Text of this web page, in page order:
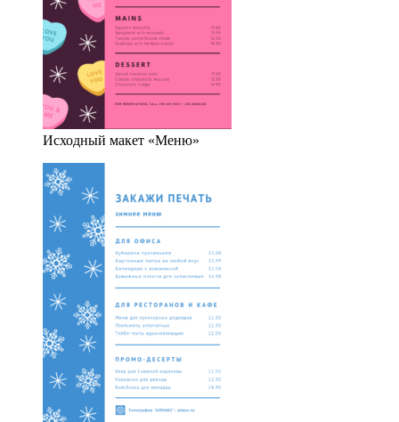
Исходный макет «Меню»